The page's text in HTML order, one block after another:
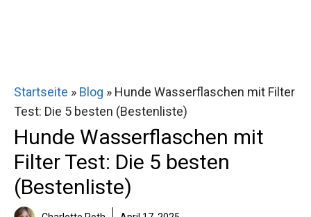
Startseite » Blog » Hunde Wasserflaschen mit Filter
Test: Die 5 besten (Bestenliste)
Hunde Wasserflaschen mit
Filter Test: Die 5 besten
(Bestenliste)